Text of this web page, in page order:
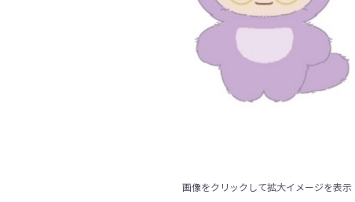
画像をクリックして拡大イメージを表示